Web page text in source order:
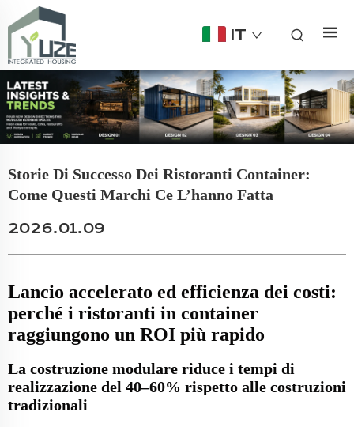
IT
Storie Di Successo Dei Ristoranti Container:
Come Questi Marchi Ce L’hanno Fatta
2026.01.09
Lancio accelerato ed efficienza dei costi:
perché i ristoranti in container
raggiungono un ROI più rapido
La costruzione modulare riduce i tempi di
realizzazione del 40–60% rispetto alle costruzioni
tradizionali